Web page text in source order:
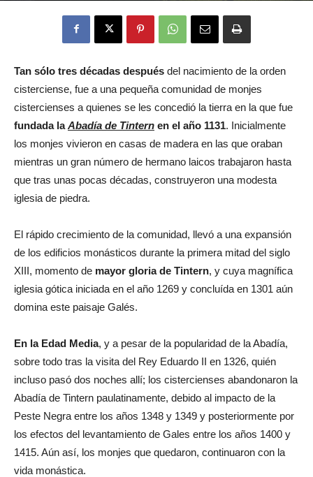
Tan sólo tres décadas después del nacimiento de la orden
cisterciense, fue a una pequeña comunidad de monjes
cistercienses a quienes se les concedió la tierra en la que fue
fundada laAbadía de Tintern en el año 1131. Inicialmente
los monjes vivieron en casas de madera en las que oraban
mientras un gran número de hermano laicos trabajaron hasta
que tras unas pocas décadas, construyeron una modesta
iglesia de piedra.
El rápido crecimiento de la comunidad, llevó a una expansión
de los edificios monásticos durante la primera mitad del siglo
XIII, momento de mayor gloria de Tintern, y cuya magnífica
iglesia gótica iniciada en el año 1269 y concluída en 1301 aún
domina este paisaje Galés.
En la Edad Media, y a pesar de la popularidad de la Abadía,
sobre todo tras la visita del Rey Eduardo II en 1326, quién
incluso pasó dos noches allí; los cistercienses abandonaron la
Abadía de Tintern paulatinamente, debido al impacto de la
Peste Negra entre los años 1348 y 1349 y posteriormente por
los efectos del levantamiento de Gales entre los años 1400 y
1415. Aún así, los monjes que quedaron, continuaron con la
vida monástica.